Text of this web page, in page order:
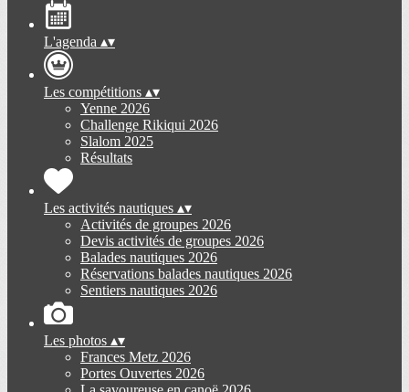
L'agenda ▴▾
Les compétitions ▴▾
Yenne 2026
Challenge Rikiqui 2026
Slalom 2025
Résultats
Les activités nautiques ▴▾
Activités de groupes 2026
Devis activités de groupes 2026
Balades nautiques 2026
Réservations balades nautiques 2026
Sentiers nautiques 2026
Les photos ▴▾
Frances Metz 2026
Portes Ouvertes 2026